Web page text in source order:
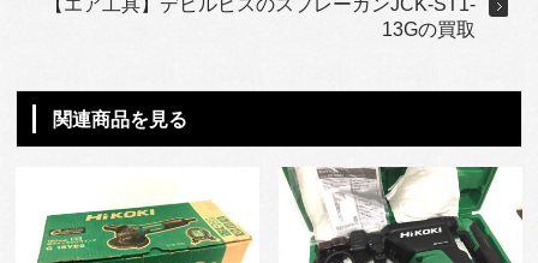
【エア工具】デビルビスのスプレーガンJCK-ST1-
13Gの買取
関連商品を見る